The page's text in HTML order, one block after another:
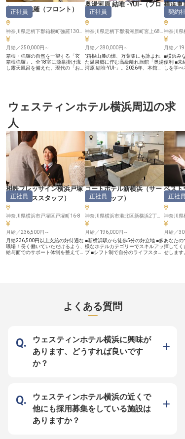
玄 箱根強羅 （フロント ）
正社員
月給／250,000円～
箱根・強羅の自然を一望する「玄
箱根強羅」。全18室に源泉掛け流
し露天風呂を備えた、現代の「おこ
しれませんが、当館は違います。全
18室という落ち着いた規模のた
た柔軟な対応が可能です。平均年齢
37歳と若手が中心のチームで、イ
ンカム等で常に連携し、困った時は
先輩がすぐに手を差し伸べる温かな
体制が整っています。 【あなたの
新生活を応援する、最高の環境】 ■
住まい：職場まで徒歩2分。月2万
円で住める築浅の綺麗な個室寮
（Wi-Fi・キッチン完備）をご用
意。 ■オフ：完全週休2日制に加え
年2回の4連休もあり、プライベー
トも充実します。 ■収入：月給25万
円〜30万円＋賞与年2回で、自立し
た生活を支えます。 笑顔あふれる
環境で、一生モノの接客スキルを身
につけませんか。
奥湯河原 結唯 -YUI-（フロ
ント）
正社員
月給／280,000円～
"箱根山麓の懐、万葉集にも詠まれ
た温泉郷に佇む高級離れ旅館「奥湯
河原 結唯-YUI-」。2026年、本館リ
となる、フロントスタッフを募集し
ます。 【より質を高めた少室経
ライベートステイを軸に、量より質
を貫いてきた稀有な高級旅館で、そ
の道を極めた人にしかできない繊細
な気配りと一歩先を読む判断力を身
につけられます。予約管理・追加サ
ービスの手配など現場コントロール
を責任をもって担っていただけま
す。 【「邑（むら）をつくる」一
員として、ブランドを次のステージ
へ】 2009年の開業以来、奥湯河原
の地でただひとつの離れ旅館として
進化を続けてきた結唯-YUI-。本館
リニューアル後の新しい体験設計
を、現場の最前線で一緒に育ててい
く仲間を求めています。中抜けな
し・夜勤なしの2シフト制で、湯河
原という地で身になるキャリアを積
める環境です。 【働く環境のポイ
ント】 ・月給280,000円〜350,000
円 ・中抜け勤務なし・夜勤なしの2
シフト制 ・寮補助あり（月上限
横浜東
ント）
契約社
月給／
■横浜み
便利 ■未
しを学
所で、
ています
をより豊
します
温かい
出を演出し
経験か
来】 ホ
安心く
輩スタ
もてなし
ことがで
スター
用試験
成を目指
完備はも
内割引制
も魅力
す。
ウェスティンホテル横浜周辺の求
人
相鉄フレッサイン横浜戸塚
（サービススタッフ ）
正社員
神奈川県横浜市戸塚区戸塚町16-8
月給／236,500円～
月給236,500円以上支給の好待遇な
職場！長く働いていただけるよう、
給与面でのサポート体制を整えてい
スタイリッシュな客室が好評です。
※この求人は2024年1月18日時点の
コートホテル新横浜（サー
ビススタッフ ）
正社員
月給／196,000円～
■新横浜駅から徒歩5分の好立地 ■多
様なホテルカテゴリーでスキルアッ
プ ■シフト制で自分のライフスタイ
えする活気あふれるホテルです。チ
ェックインからチェックアウトま
で、お客様の滞在を心地よいものに
スまで、ホテルサービスの全てを学
びながら、お客様の笑顔を創り出す
喜びを日々感じられる環境です。
ーー【多彩なキャリアパスで、ホテ
シフト制を採用しており、ライフス
タイルに合わせた働き方が可能で
す。研修制度や表彰制度も充実！お
もてなしの心を大切にしながら、充
ベスト
配人
正社員
月給／
あなたの
揮してく
せします
よくある質問
ウェスティンホテル横浜に興味が
あります、どうすれば良いです
か？
ウェスティンホテル横浜の近くで
他にも採用募集をしている施設は
ありますか？